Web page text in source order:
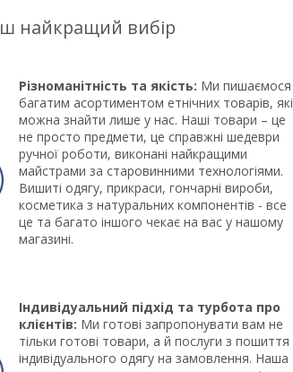
найкращий вибір
Різноманітність та якість: Ми пишаємося
багатим асортиментом етнічних товарів, які
можна знайти лише у нас. Наші товари – це
не просто предмети, це справжні шедеври
ручної роботи, виконані найкращими
майстрами за старовинними технологіями.
Вишиті одягу, прикраси, гончарні вироби,
косметика з натуральних компонентів - все
це та багато іншого чекає на вас у нашому
магазині.
Індивідуальний підхід та турбота про
клієнтів: Ми готові запропонувати вам не
тільки готові товари, а й послуги з пошиття
індивідуального одягу на замовлення. Наша